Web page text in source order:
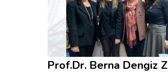
Prof.Dr. Berna Dengiz